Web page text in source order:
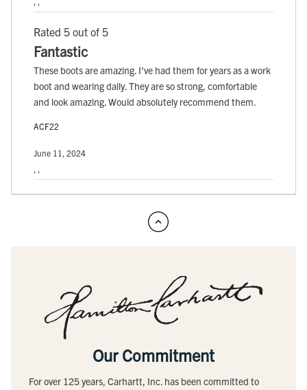
Rated 5 out of 5
Fantastic
These boots are amazing. I've had them for years as a work
boot and wearing daily. They are so strong, comfortable
and look amazing. Would absolutely recommend them.
ACF22
June 11, 2024
Our Commitment
For over 125 years, Carhartt, Inc. has been committed to